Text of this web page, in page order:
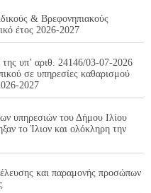
& Βρεφονηπιακούς
έτος 2026-2027
υπ’ αριθ. 24146/03-07-2026
σε υπηρεσίες καθαρισμού
2027
υπηρεσιών του Δήμου Ιλίου
το Ίλιον και ολόκληρη την
και παραμονής προσώπων